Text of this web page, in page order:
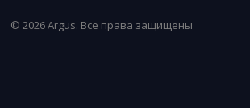
© 2026Argus. Все права защищены